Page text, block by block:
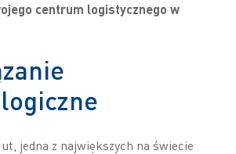
centrum logistycznego w
jedna z największych na świecie